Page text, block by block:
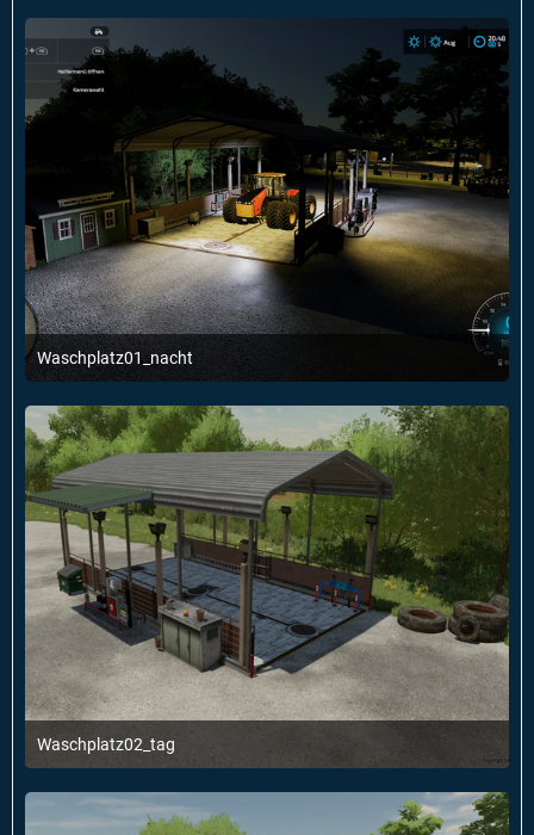
Waschplatz01_nacht
1. Januar 2022 um 22:55
Waschplatz02_tag
1. Januar 2022 um 22:54
1